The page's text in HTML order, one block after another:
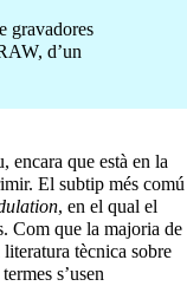
gravadores
d’un
encara que està en la
El subtip més comú
, en el qual el
Com que la majoria de
tècnica sobre
s’usen